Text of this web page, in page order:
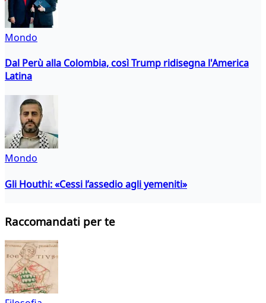
Mondo
Dal Perù alla Colombia, così Trump ridisegna l'America
Latina
Mondo
Gli Houthi: «Cessi l’assedio agli yemeniti»
Raccomandati per te